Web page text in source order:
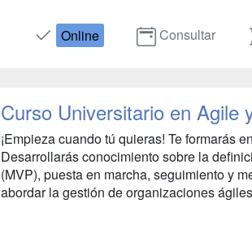
Online Consultar
Curso Universitario en Agile
¡Empieza cuando tú quieras! Te formarás
Desarrollarás conocimiento sobre la
(MVP), puesta en marcha, seguimiento y
abordar la gestión de organizaciones